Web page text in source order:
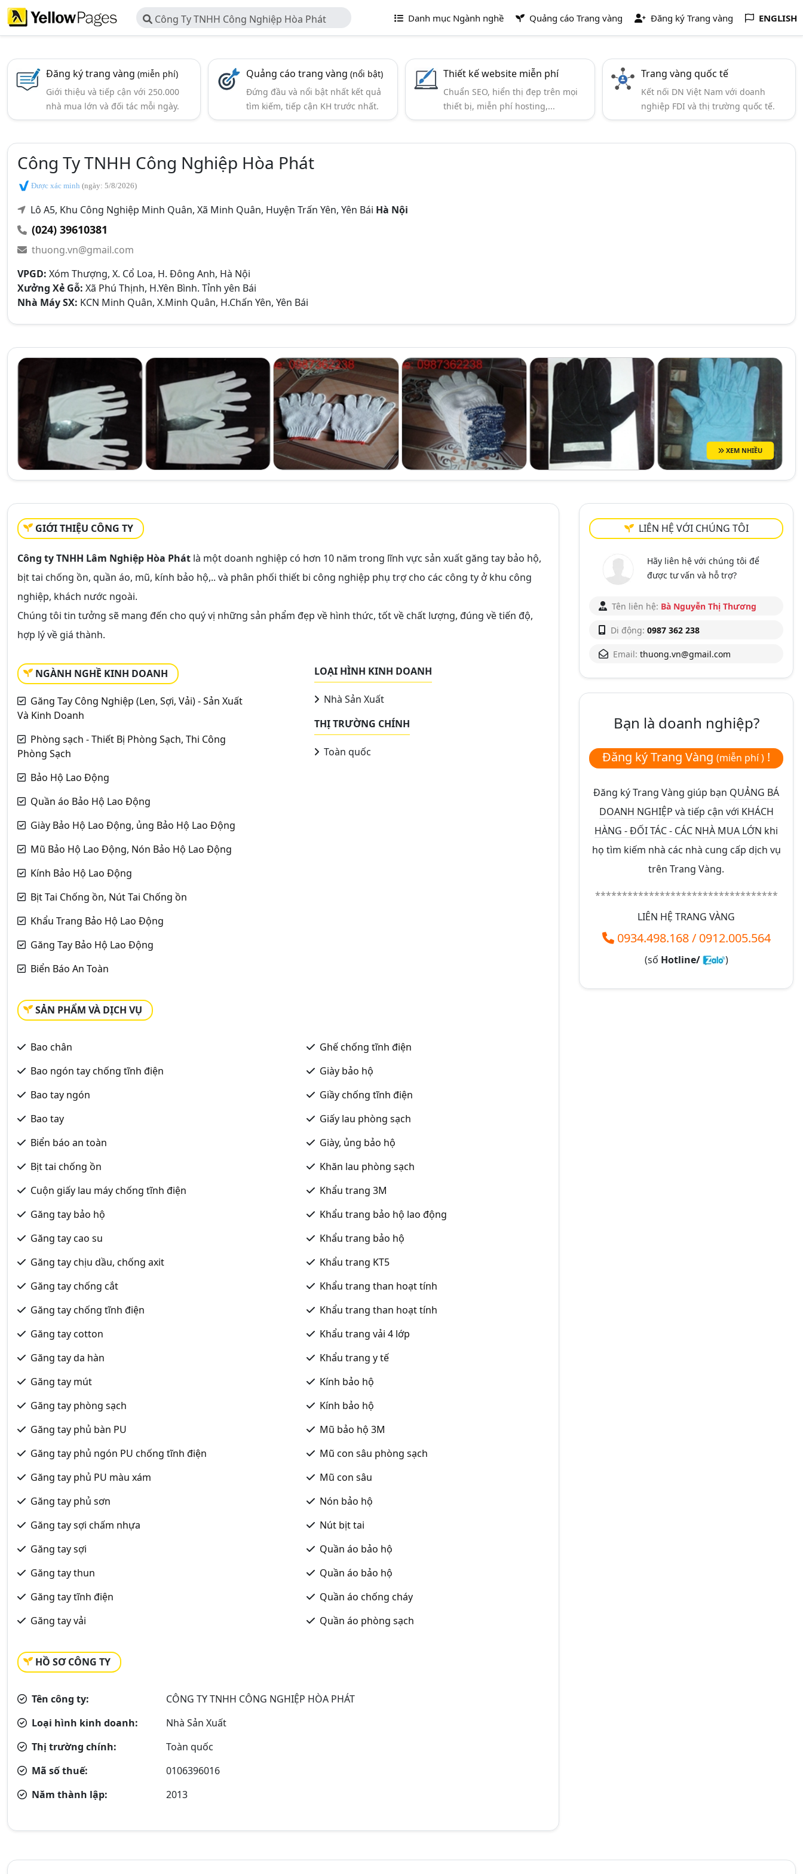
Công Ty TNHH Công Nghiệp Hòa Phát Danh mục Ngành nghề Quảng cáo Trang vàng Đăng ký Trang vàng ENGLISH
Đăng ký trang vàng (miễn phí)
Giới thiệu và tiếp cận với 250.000
nhà mua lớn và đối tác mỗi ngày.
Quảng cáo trang vàng(nổi bật)
Đứng đầu và nổi bật nhất kết quả
tìm kiếm, tiếp cận KH trước nhất.
Thiết kế website miễn phí
Chuẩn SEO, hiển thị đẹp trên mọi
thiết bị, miễn phí hosting,...
Trang vàng quốc tế
Kết nối DN Việt Nam với doanh
nghiệp FDI và thị trường quốc tế.
Công Ty TNHH Công Nghiệp Hòa Phát
Được xác minh (ngày: 5/8/2026)
Lô A5, Khu Công Nghiệp Minh Quân, Xã Minh Quân, Huyện Trấn Yên, Yên Bái Hà Nội
(024) 39610381
thuong.vn@gmail.com
VPGD: Xóm Thượng, X. Cổ Loa, H. Đông Anh, Hà Nội
Xưởng Xẻ Gỗ: Xã Phú Thịnh, H.Yên Bình. Tỉnh yên Bái
Nhà Máy SX: KCN Minh Quân, X.Minh Quân, H.Chấn Yên, Yên Bái
XEM NHIỀU
GIỚI THIỆU CÔNG TY
Công ty TNHH Lâm Nghiệp Hòa Phát là một doanh nghiệp có hơn 10 năm trong lĩnh vực sản xuất găng tay bảo hộ,
bịt tai chống ồn, quần áo, mũ, kính bảo hộ,.. và phân phối thiết bi công nghiệp phụ trợ cho các công ty ở khu công
nghiệp, khách nước ngoài.
Chúng tôi tin tưởng sẽ mang đến cho quý vị những sản phẩm đẹp về hình thức, tốt về chất lượng, đúng về tiến độ,
hợp lý về giá thành.
NGÀNH NGHỀ KINH DOANH
Găng Tay Công Nghiệp (Len, Sợi, Vải) - Sản Xuất
Và Kinh Doanh
Phòng sạch - Thiết Bị Phòng Sạch, Thi Công
Phòng Sạch
Bảo Hộ Lao Động
Quần áo Bảo Hộ Lao Động
Giày Bảo Hộ Lao Động, ủng Bảo Hộ Lao Động
Mũ Bảo Hộ Lao Động, Nón Bảo Hộ Lao Động
Kính Bảo Hộ Lao Động
Bịt Tai Chống ồn, Nút Tai Chống ồn
Khẩu Trang Bảo Hộ Lao Động
Găng Tay Bảo Hộ Lao Động
Biển Báo An Toàn
LOẠI HÌNH KINH DOANH
Nhà Sản Xuất
THỊ TRƯỜNG CHÍNH
Toàn quốc
SẢN PHẨM VÀ DỊCH VỤ
Bao chân
Bao ngón tay chống tĩnh điện
Bao tay ngón
Bao tay
Biển báo an toàn
Bịt tai chống ồn
Cuộn giấy lau máy chống tĩnh điện
Găng tay bảo hộ
Găng tay cao su
Găng tay chịu dầu, chống axit
Găng tay chống cắt
Găng tay chống tĩnh điện
Găng tay cotton
Găng tay da hàn
Găng tay mút
Găng tay phòng sạch
Găng tay phủ bàn PU
Găng tay phủ ngón PU chống tĩnh điện
Găng tay phủ PU màu xám
Găng tay phủ sơn
Găng tay sợi chấm nhựa
Găng tay sợi
Găng tay thun
Găng tay tĩnh điện
Găng tay vải
Ghế chống tĩnh điện
Giày bảo hộ
Giầy chống tĩnh điện
Giấy lau phòng sạch
Giày, ủng bảo hộ
Khăn lau phòng sạch
Khẩu trang 3M
Khẩu trang bảo hộ lao động
Khẩu trang bảo hộ
Khẩu trang KT5
Khẩu trang than hoạt tính
Khẩu trang than hoạt tính
Khẩu trang vải 4 lớp
Khẩu trang y tế
Kính bảo hộ
Kính bảo hộ
Mũ bảo hộ 3M
Mũ con sâu phòng sạch
Mũ con sâu
Nón bảo hộ
Nút bịt tai
Quần áo bảo hộ
Quần áo bảo hộ
Quần áo chống cháy
Quần áo phòng sạch
HỒ SƠ CÔNG TY
Tên công ty:
CÔNG TY TNHH CÔNG NGHIỆP HÒA PHÁT
Loại hình kinh doanh:
Nhà Sản Xuất
Thị trường chính:
Toàn quốc
Mã số thuế:
0106396016
Năm thành lập:
2013
LIÊN HỆ VỚI CHÚNG TÔI
Hãy liên hệ với chúng tôi để
được tư vấn và hỗ trợ?
Tên liên hệ: Bà Nguyễn Thị Thương
Di động: 0987 362 238
Email: thuong.vn@gmail.com
Bạn là doanh nghiệp?
Đăng ký Trang Vàng (miễn phí ) !
Đăng ký Trang Vàng giúp bạn QUẢNG BÁ
DOANH NGHIỆP và tiếp cận với KHÁCH
HÀNG - ĐỐI TÁC - CÁC NHÀ MUA LỚN khi
họ tìm kiếm nhà các nhà cung cấp dịch vụ
trên Trang Vàng.
**********************************
LIÊN HỆ TRANG VÀNG
0934.498.168/ 0912.005.564
(số Hotline/ )